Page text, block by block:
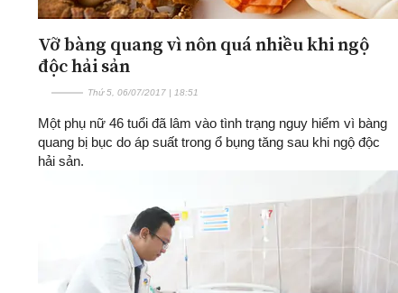
Vỡ bàng quang vì nôn quá nhiều khi ngộ
độc hải sản
Thứ 5, 06/07/2017 | 18:51
Một phụ nữ 46 tuổi đã lâm vào tình trạng nguy hiểm vì bàng
quang bị bục do áp suất trong ổ bụng tăng sau khi ngộ độc
hải sản.